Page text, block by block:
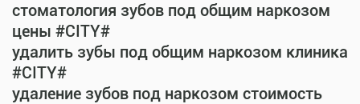
стоматология зубов под общим наркозом
цены #CITY#
удалить зубы под общим наркозом клиника
#CITY#
удаление зубов под наркозом стоимость